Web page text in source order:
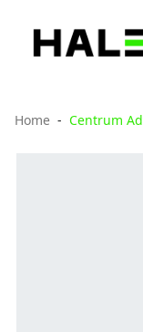
Home Centrum